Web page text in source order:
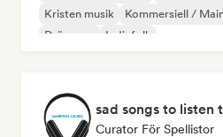
Kristen musik
Kommersiell /
Drömpop
Indiefolk
Curator För Spellistor